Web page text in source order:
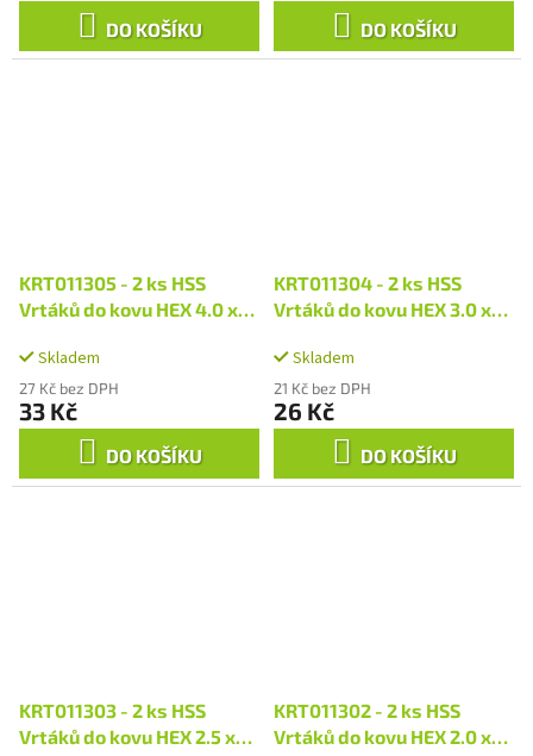
DO KOŠÍKU DO KOŠÍKU
KRT011305 - 2 ks HSS
Vrtáků do kovu HEX 4.0 x
Skladem
27 Kč bez DPH
33 Kč
DO KOŠÍKU
KRT011304 - 2 ks HSS
Vrtáků do kovu HEX 3.0 x
Skladem
21 Kč bez DPH
26 Kč
DO KOŠÍKU
KRT011303 - 2 ks HSS
Vrtáků do kovu HEX 2.5 x
KRT011302 - 2 ks HSS
Vrtáků do kovu HEX 2.0 x